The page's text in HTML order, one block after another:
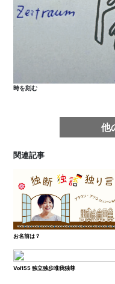
時を刻む
他
関連記事
お名前は？
Vol155 独立独歩唯我独尊